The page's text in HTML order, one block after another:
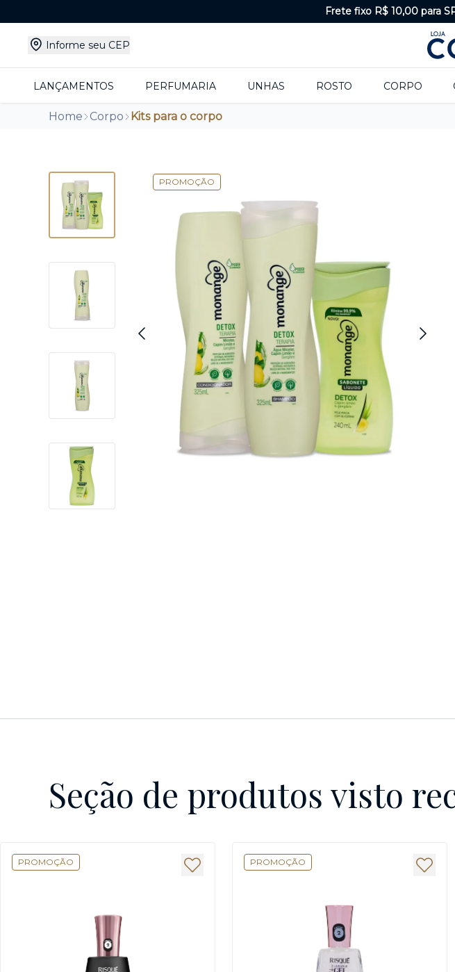
Frete fixo R$ 10,00 para
Informe seu CEP
LANÇAMENTOS PERFUMARIA UNHAS ROSTO CORPO
Home Corpo Kits para o corpo
PROMOÇÃO
Seção de produtos visto
PROMOÇÃO PROMOÇÃO